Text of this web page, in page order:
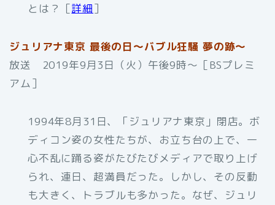
とは？［詳細］
ジュリアナ東京 最後の日～バブル狂騒 夢の跡～
放送 2019年9月3日（火）午後9時～［BSプレミ
アム］
1994年8月31日、「ジュリアナ東京」閉店。ボ
ディコン姿の女性たちが、お立ち台の上で、一
心不乱に踊る姿がたびたびメディアで取り上げ
られ、連日、超満員だった。しかし、その反動
も大きく、トラブルも多かった。なぜ、ジュリ